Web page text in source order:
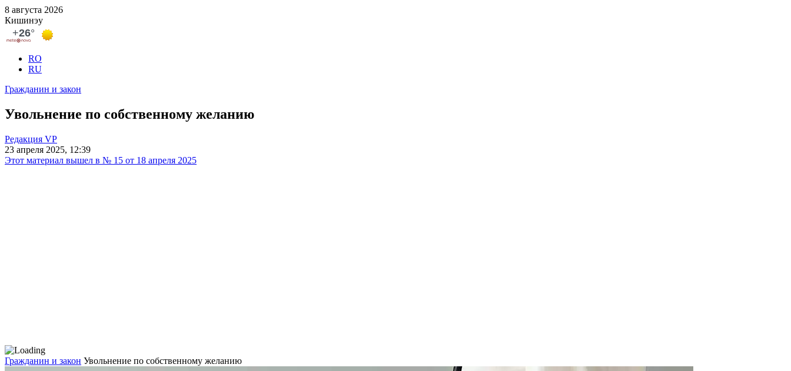
8 августа 2026
Кишинэу
RO
RU
Гражданин и закон
Увольнение по собственному желанию
Редакция VP
23 апреля 2025, 12:39
Этот материал вышел в № 15 от 18 апреля 2025
Гражданин и закон Увольнение по собственному желанию